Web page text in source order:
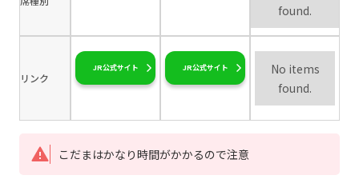
found.
リンク
JR公式サイト JR公式サイト
No items
found.
こだまはかなり時間がかかるので注意